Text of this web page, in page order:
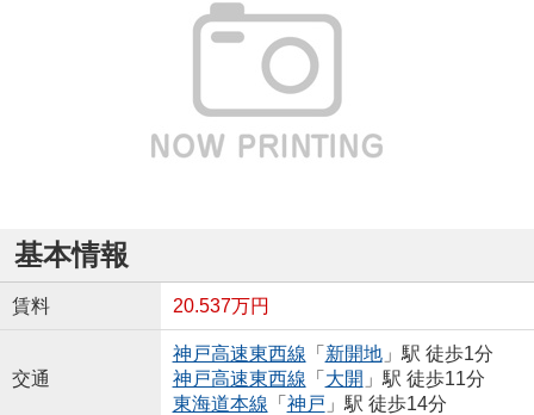
基本情報
賃料 20.537万円
交通
神戸高速東西線 「 新開地」駅 徒歩1分
神戸高速東西線 「 大開 」駅 徒歩11分
東海道本線 「 神戸 」駅 徒歩14分